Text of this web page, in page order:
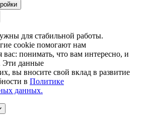
для стабильной работы.
cookie помогают нам
вас: понимать, что вам интересно, и
Эти данные
вы вносите свой вклад в развитие
в Политике
данных.